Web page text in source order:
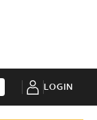
LOGIN